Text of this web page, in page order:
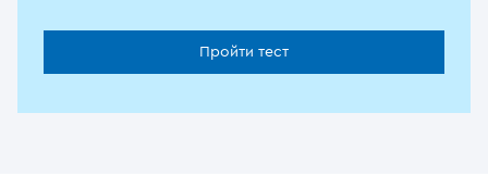
Пройти тест